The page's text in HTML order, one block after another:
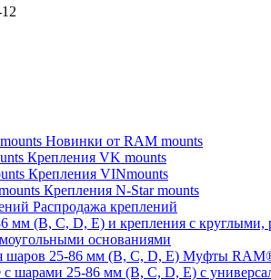
Новинки от RAM mounts
Крепления VK mounts
Крепления VINmounts
Крепления N-Star mounts
Распродажа креплений
основаниями
Муфты